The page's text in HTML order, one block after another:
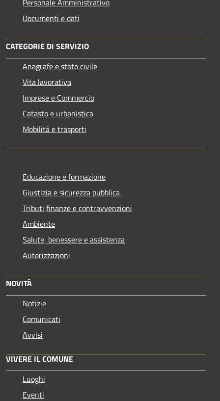
Documenti e dati
CATEGORIE DI SERVIZIO
Anagrafe e stato civile
Vita lavorativa
Imprese e Commercio
Catasto e urbanistica
Mobilità e trasporti
Educazione e formazione
Giustizia e sicurezza pubblica
Tributi,finanze e contravvenzioni
Ambiente
Salute, benessere e assistenza
Autorizzazioni
NOVITÀ
Notizie
Comunicati
Avvisi
VIVERE IL COMUNE
Luoghi
Eventi